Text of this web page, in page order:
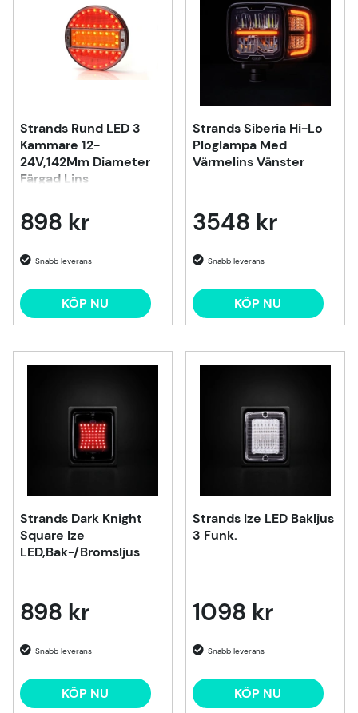
Strands Rund LED 3
Kammare 12-
24V,142Mm Diameter
Färgad Lins
898 kr
KÖP NU
Strands Siberia Hi-Lo
Ploglampa Med
Värmelins Vänster
3548 kr
KÖP NU
Strands Dark Knight
Square Ize
LED,Bak-/Bromsljus
898 kr
KÖP NU
Strands Ize LED Bakljus
3 Funk.
1098 kr
KÖP NU